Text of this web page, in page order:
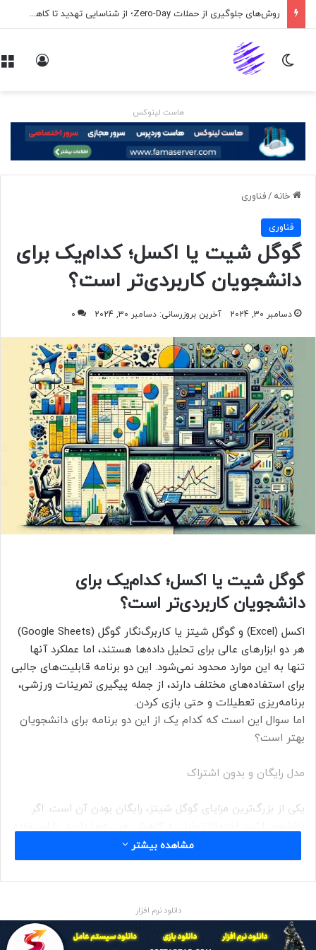
روش‌های جلوگیری از حملات Zero-Day؛ از شناسایی تهدید تا کاهش ریسک
تغییر پوسته
هاست لینوکس
خانه /فناوری
فناوری
گوگل شیت یا اکسل؛ کدام‌یک برای
دانشجویان کاربردی‌تر است؟
دسامبر 30, 2024 آخرین بروزرسانی: دسامبر 30, 2024 0
گوگل شیت یا اکسل؛ کدام‌یک برای
دانشجویان کاربردی‌تر است؟
اکسل (Excel) و گوگل شیتز یا کاربرگ‎‌نگار گوگل (Google Sheets)
هر دو ابزارهای عالی برای تحلیل داده‌ها هستند، اما عملکرد آنها
تنها به این موارد محدود نمی‌شود. این دو برنامه قابلیت‌های جالبی
برای استفاده‌های مختلف دارند، از جمله پیگیری تمرینات ورزشی،
برنامه‌ریزی تعطیلات و حتی بازی کردن.
اما سوال این است که کدام یک از این دو برنامه برای دانشجویان
بهتر است؟
مدل رایگان و بدون اشتراک
یکی از بزرگ‌ترین مزایای گوگل شیتز، رایگان بودن آن است. اگر
از گوگل شیتز، نیازی به پرداخت هزینه‌های اشتراک ماهانه یا
سالانه ندارید. این برنامه بخشی از مجموعه نرم‌افزارهای آنلاین
گوگل است و تنها با داشتن یک حساب گوگل می‌توانید از آن
رابط کاربری ساده و کاربرپسند
مشاهده بیشتر
دانلود نرم افزار